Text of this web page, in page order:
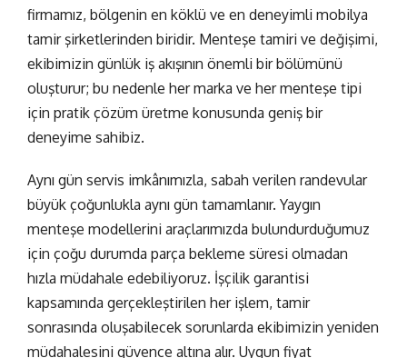
firmamız, bölgenin en köklü ve en deneyimli mobilya
tamir şirketlerinden biridir. Menteşe tamiri ve değişimi,
ekibimizin günlük iş akışının önemli bir bölümünü
oluşturur; bu nedenle her marka ve her menteşe tipi
için pratik çözüm üretme konusunda geniş bir
deneyime sahibiz.
Aynı gün servis imkânımızla, sabah verilen randevular
büyük çoğunlukla aynı gün tamamlanır. Yaygın
menteşe modellerini araçlarımızda bulundurduğumuz
için çoğu durumda parça bekleme süresi olmadan
hızla müdahale edebiliyoruz. İşçilik garantisi
kapsamında gerçekleştirilen her işlem, tamir
sonrasında oluşabilecek sorunlarda ekibimizin yeniden
müdahalesini güvence altına alır. Uygun fiyat